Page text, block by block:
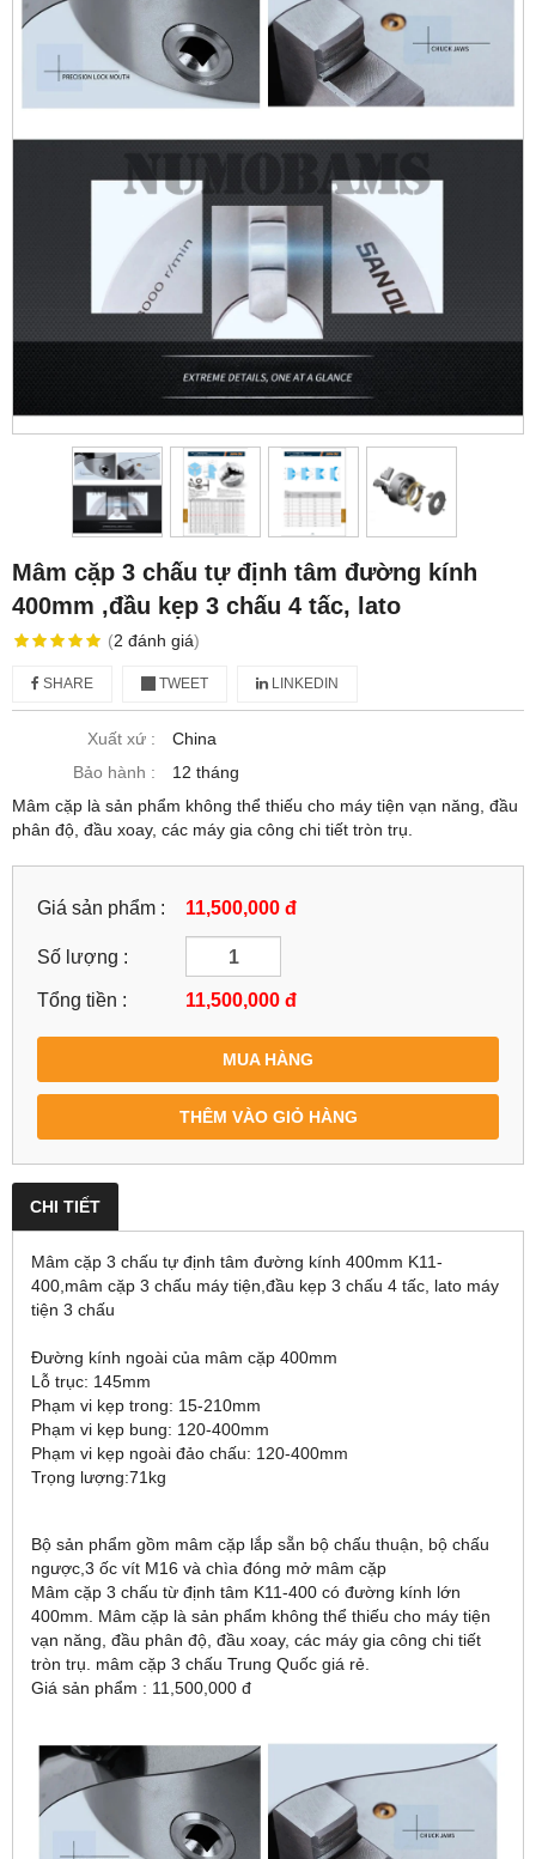
Mâm cặp 3 chấu tự định tâm đường kính
400mm ,đầu kẹp 3 chấu 4 tấc, lato
(2 đánh giá)
SHARE TWEET LINKEDIN
Xuất xứ :
China
Bảo hành :
12 tháng
Mâm cặp là sản phẩm không thể thiếu cho máy tiện vạn năng, đầu
phân độ, đầu xoay, các máy gia công chi tiết tròn trụ.
Giá sản phẩm : 11,500,000 đ
Số lượng :
Tổng tiền : 11,500,000 đ
MUA HÀNG
THÊM VÀO GIỎ HÀNG
CHI TIẾT
Mâm cặp 3 chấu tự định tâm đường kính 400mm K11-
400,mâm cặp 3 chấu máy tiện,đầu kẹp 3 chấu 4 tấc, lato máy
tiện 3 chấu
Đường kính ngoài của mâm cặp 400mm
Lỗ trục: 145mm
Phạm vi kẹp trong: 15-210mm
Phạm vi kẹp bung: 120-400mm
Phạm vi kẹp ngoài đảo chấu: 120-400mm
Trọng lượng:71kg
Bộ sản phẩm gồm mâm cặp lắp sẵn bộ chấu thuận, bộ chấu
ngược,3 ốc vít M16 và chìa đóng mở mâm cặp
Mâm cặp 3 chấu từ định tâm K11-400 có đường kính lớn
400mm. Mâm cặp là sản phẩm không thể thiếu cho máy tiện
vạn năng, đầu phân độ, đầu xoay, các máy gia công chi tiết
tròn trụ. mâm cặp 3 chấu Trung Quốc giá rẻ.
Giá sản phẩm : 11,500,000 đ